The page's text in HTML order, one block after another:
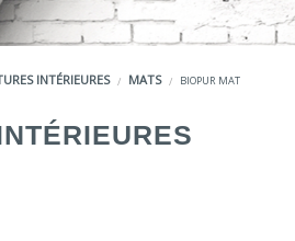
INTÉRIEURES MATS BIOPUR MAT